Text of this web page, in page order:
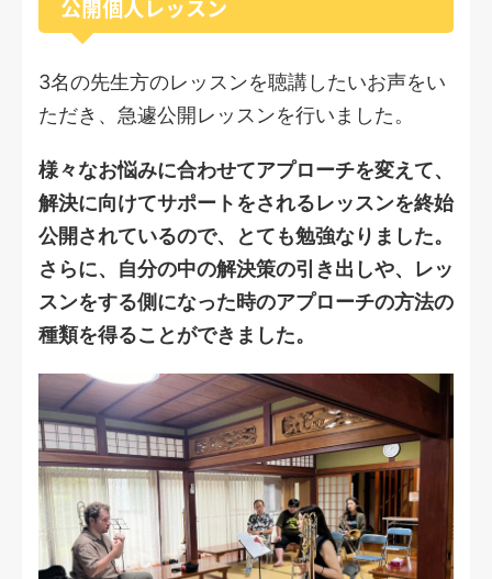
公開個人レッスン
3名の先生方のレッスンを聴講したいお声をい
ただき、急遽公開レッスンを行いました。
様々なお悩みに合わせてアプローチを変えて、
解決に向けてサポートをされるレッスンを終始
公開されているので、とても勉強なりました。
さらに、自分の中の解決策の引き出しや、レッ
スンをする側になった時のアプローチの方法の
種類を得ることができました。